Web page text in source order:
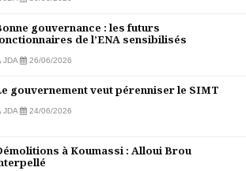
gouvernance : les futurs
de l’ENA sensibilisés
JDA 26/06/2026
gouvernement veut pérenniser le SIMT
JDA 24/06/2026
à Koumassi : Alloui Brou